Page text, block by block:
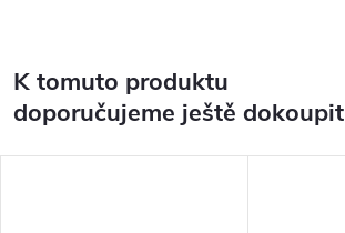
K tomuto produktu
doporučujeme ještě dokoupit